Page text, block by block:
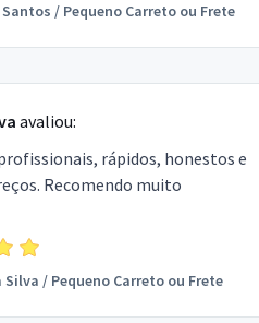
/ Pequeno Carreto ou Frete
avaliou:
rápidos, honestos e
Recomendo muito
Silva / Pequeno Carreto ou Frete